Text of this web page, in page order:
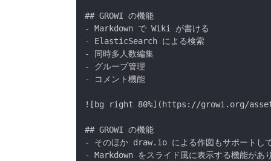
## GROWI の機能
- Markdown で Wiki が書ける
- ElasticSearch による検索
- 同時多人数編集
- グループ管理
- コメント機能
![bg right 80%](https://growi.org/
## GROWI の機能
- そのほか draw.io による作図もサポートし
- Markdown をスライド風に表示する機能があ